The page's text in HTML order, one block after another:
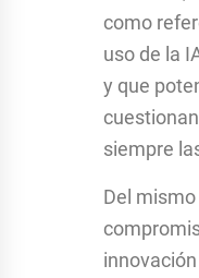
como
uso de la
y que
siempre
Del